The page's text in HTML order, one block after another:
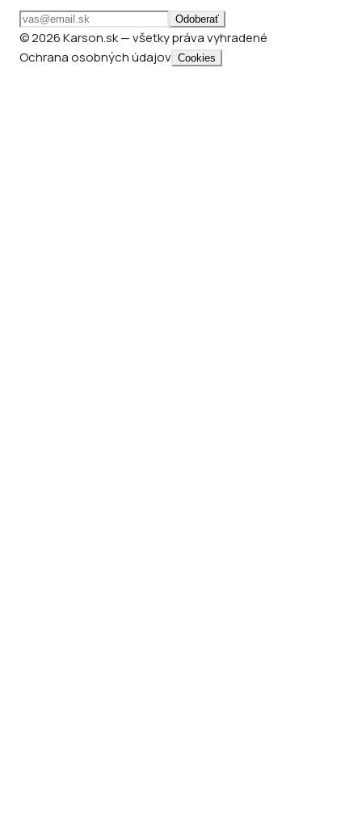
Odoberať
© 2026 Karson.sk — všetky práva vyhradené
Ochrana osobných údajov Cookies